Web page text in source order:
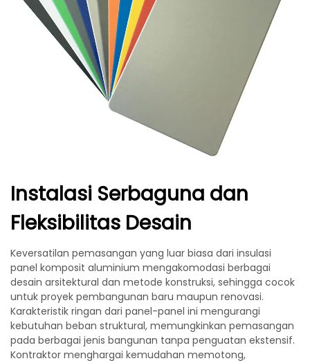
Instalasi Serbaguna dan
Fleksibilitas Desain
Keversatilan pemasangan yang luar biasa dari insulasi
panel komposit aluminium mengakomodasi berbagai
desain arsitektural dan metode konstruksi, sehingga cocok
untuk proyek pembangunan baru maupun renovasi.
Karakteristik ringan dari panel-panel ini mengurangi
kebutuhan beban struktural, memungkinkan pemasangan
pada berbagai jenis bangunan tanpa penguatan ekstensif.
Kontraktor menghargai kemudahan memotong,